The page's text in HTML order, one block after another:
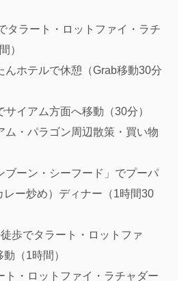
タラート・ロットファイ・ラチ
）
んホテルで休憩（Grab移動30分
イアム方面へ移動（30分）
ム・パラゴン周辺散策・買い物
ブーン・シーフード」でプーパ
レー炒め）ディナー（1時間30
歩でタラート・ロットファ
（1時間）
ト・ロットファイ・ラチャダー